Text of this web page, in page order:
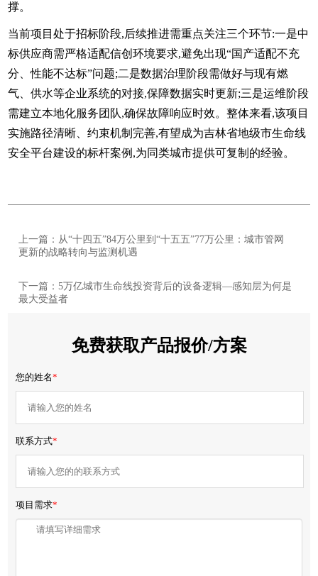
撑。
当前项目处于招标阶段,后续推进需重点关注三个环节:一是中
标供应商需严格适配信创环境要求,避免出现“国产适配不充
分、性能不达标”问题;二是数据治理阶段需做好与现有燃
气、供水等企业系统的对接,保障数据实时更新;三是运维阶段
需建立本地化服务团队,确保故障响应时效。整体来看,该项目
实施路径清晰、约束机制完善,有望成为吉林省地级市生命线
安全平台建设的标杆案例,为同类城市提供可复制的经验。
上一篇：从“十四五”84万公里到“十五五”77万公里：城市管网
更新的战略转向与监测机遇
下一篇：5万亿城市生命线投资背后的设备逻辑—感知层为何是
最大受益者
免费获取产品报价/方案
您的姓名*
联系方式*
项目需求*